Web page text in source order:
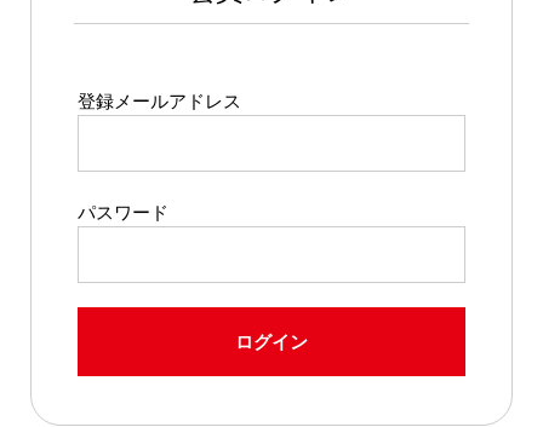
登録メールアドレス
パスワード
ログイン